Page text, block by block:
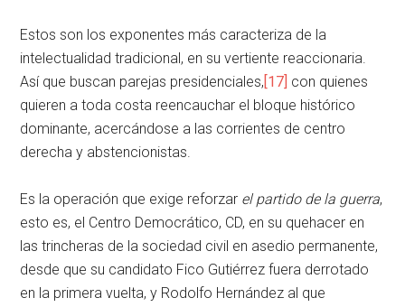
Estos son los exponentes más caracteriza de la
intelectualidad tradicional, en su vertiente reaccionaria.
Así que buscan parejas presidenciales,[17] con quienes
quieren a toda costa reencauchar el bloque histórico
dominante, acercándose a las corrientes de centro
derecha y abstencionistas.
Es la operación que exige reforzar el partido de la guerra,
esto es, el Centro Democrático, CD, en su quehacer en
las trincheras de la sociedad civil en asedio permanente,
desde que su candidato Fico Gutiérrez fuera derrotado
en la primera vuelta, y Rodolfo Hernández al que